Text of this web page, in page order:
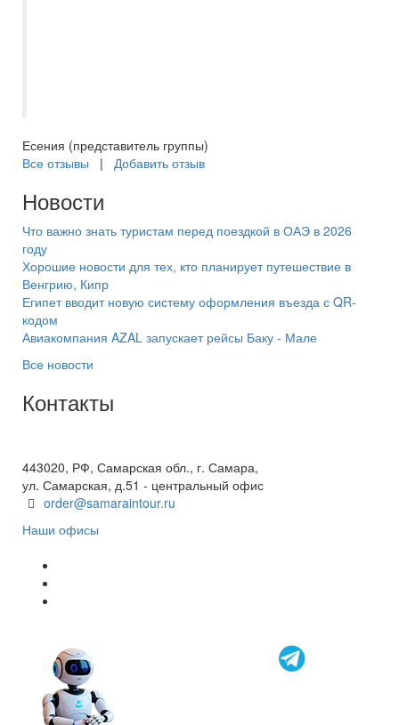
Есения (представитель группы)
Все отзывы | Добавить отзыв
Новости
Что важно знать туристам перед поездкой в ОАЭ в 2026
году
Хорошие новости для тех, кто планирует путешествие в
Венгрию, Кипр
Египет вводит новую систему оформления въезда с QR-
кодом
Авиакомпания AZAL запускает рейсы Баку - Мале
Все новости
Контакты
443020, РФ, Самарская обл., г. Самара,
ул. Самарская, д.51 - центральный офис
order@samaraintour.ru
Наши офисы